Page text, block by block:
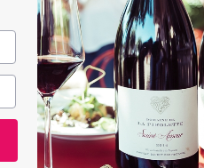
Ribeira Sacra
279,00